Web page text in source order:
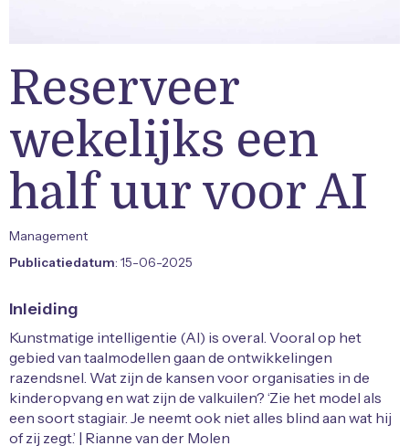
Reserveer
wekelijks een
half uur voor AI
Management
Publicatiedatum: 15-06-2025
Inleiding
Kunstmatige intelligentie (AI) is overal. Vooral op het
gebied van taalmodellen gaan de ontwikkelingen
razendsnel. Wat zijn de kansen voor organisaties in de
kinderopvang en wat zijn de valkuilen? ‘Zie het model als
een soort stagiair. Je neemt ook niet alles blind aan wat hij
of zij zegt.’ | Rianne van der Molen